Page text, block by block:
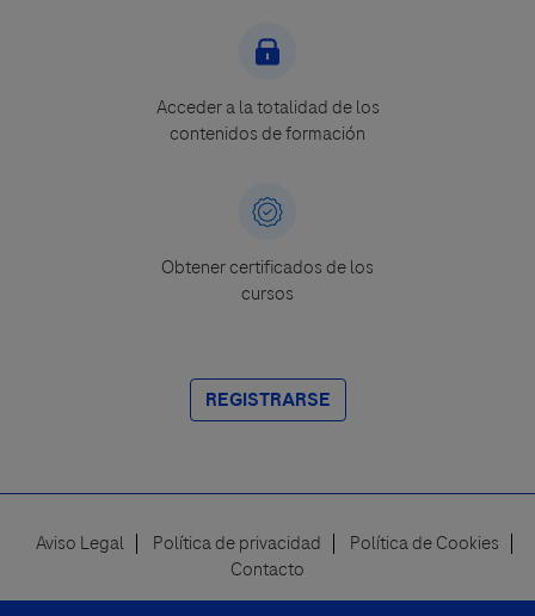
Acceder a la totalidad de los
contenidos de formación
Obtener certificados de los
cursos
REGISTRARSE
Aviso Legal Política de privacidad
Política de Cookies
Contacto